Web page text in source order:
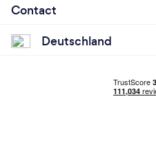
Contact
Deutschland